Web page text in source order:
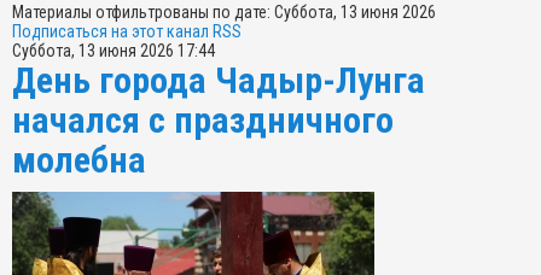
Материалы отфильтрованы по дате: Суббота, 13 июня 2026
Подписаться на этот канал RSS
Суббота, 13 июня 2026 17:44
День города Чадыр-Лунга
начался с праздничного
молебна